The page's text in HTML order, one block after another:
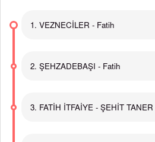
1. VEZNECİLER - Fatih
2. ŞEHZADEBAŞI - Fatih
3. FATİH İTFAİYE - ŞEHİT